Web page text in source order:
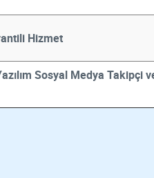
Hizmet
Sosyal Medya Takipçi